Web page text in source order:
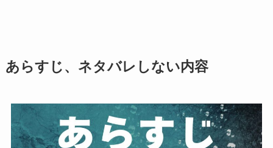
あらすじ、ネタバレしない内容